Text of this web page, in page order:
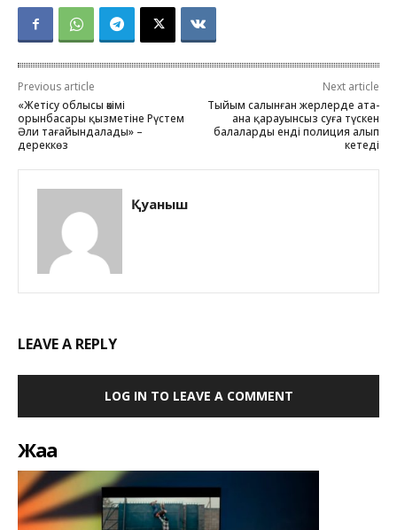
Previous article
«Жетісу облысы әкімі
орынбасары қызметіне Рүстем
Әли тағайындалады» –
дереккөз
Next article
Тыйым салынған жерлерде ата-
ана қарауынсыз суға түскен
балаларды енді полиция алып
кетеді
Қуаныш
LEAVE A REPLY
LOG IN TO LEAVE A COMMENT
Жаңа